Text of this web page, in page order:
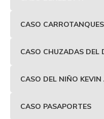
CASO
CASO CHUZADAS DEL
CASO DEL NIÑO
CASO PASAPORTES